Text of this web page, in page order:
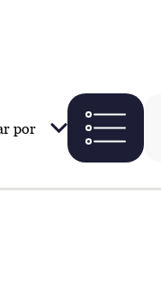
por